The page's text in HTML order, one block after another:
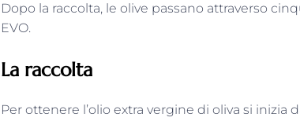
Dopo la raccolta, le olive passano attraverso
EVO.
La raccolta
Per ottenere l’olio extra vergine di oliva si inizia